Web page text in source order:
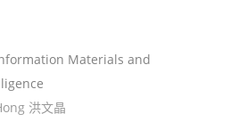
Materials and
洪文晶